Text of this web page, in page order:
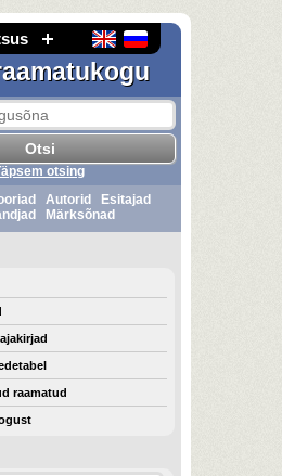
otsing
Autorid
Esitajad
Märksõnad
raamatud